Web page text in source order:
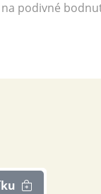
podivné